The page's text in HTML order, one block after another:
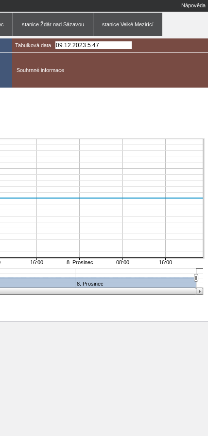
Nápověda
stanice Ždár nad Sázavou stanice Velké Mezirící
Tabulková data
Souhrnné informace
16:00 8. Prosinec 08:00 16:00
8. Prosinec